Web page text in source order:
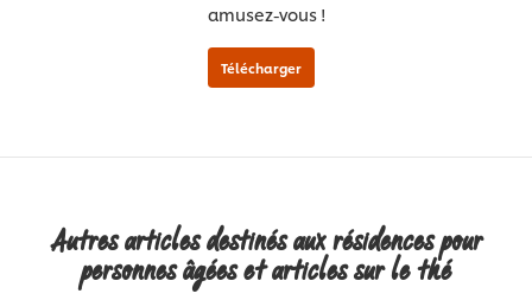
amusez-vous !
Autres articles destinés aux résidences pour
personnes âgées et articles sur le thé